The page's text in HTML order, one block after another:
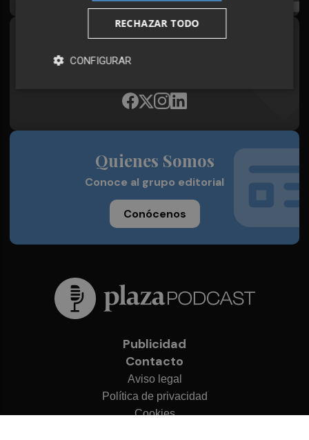
Síguenos en redes
Plaza Podcast, desde cualquier medio
Quienes Somos
Conoce al grupo editorial
Conócenos
Publicidad
Contacto
Aviso legal
Política de privacidad
Cookies
RECHAZAR TODO
CONFIGURAR